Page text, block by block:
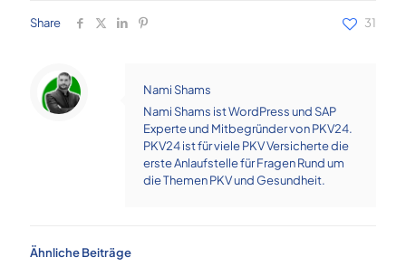
Share 31
Nami Shams
Nami Shams ist WordPress und SAP
Experte und Mitbegründer von PKV24.
PKV24 ist für viele PKV Versicherte die
erste Anlaufstelle für Fragen Rund um
die Themen PKV und Gesundheit.
Ähnliche Beiträge